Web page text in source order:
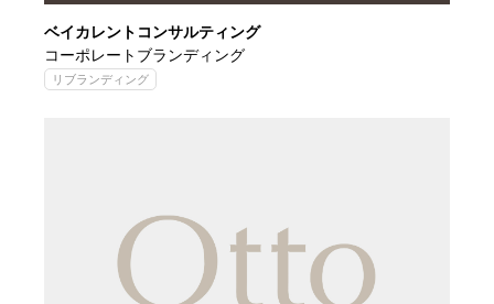
ベイカレントコンサルティング
コーポレートブランディング
リブランディング